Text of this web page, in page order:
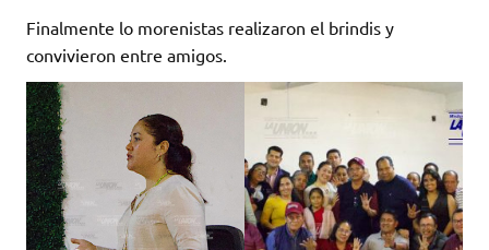
Finalmente lo morenistas realizaron el brindis y
convivieron entre amigos.